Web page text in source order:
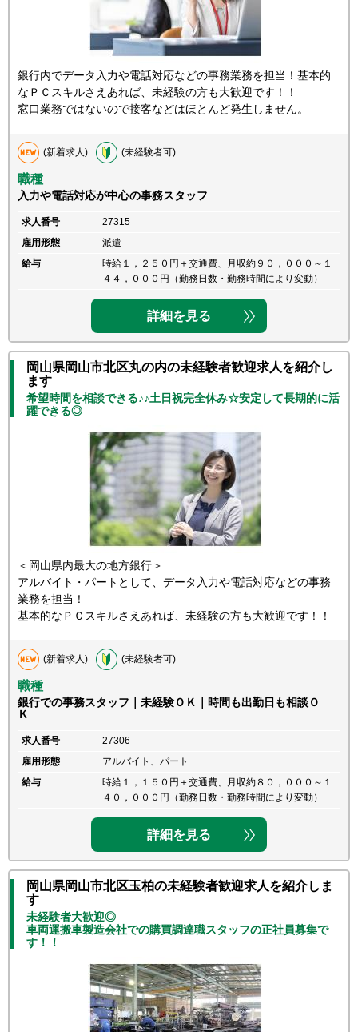
銀行内でデータ入力や電話対応などの事務業務を担当！基本的
なＰＣスキルさえあれば、未経験の方も大歓迎です！！
窓口業務ではないので接客などはほとんど発生しません。
(新着求人) (未経験者可)
職種
入力や電話対応が中心の事務スタッフ
求人番号
27315
雇用形態
派遣
給与
時給１，２５０円＋交通費、月収約９０，０００～１
４４，０００円（勤務日数・勤務時間により変動）
詳細を見る
岡山県岡山市北区丸の内の未経験者歓迎求人を紹介し
ます
希望時間を相談できる♪♪土日祝完全休み☆安定して長期的に活
躍できる◎
＜岡山県内最大の地方銀行＞
アルバイト・パートとして、データ入力や電話対応などの事務
業務を担当！
基本的なＰＣスキルさえあれば、未経験の方も大歓迎です！！
(新着求人) (未経験者可)
職種
銀行での事務スタッフ｜未経験ＯＫ｜時間も出勤日も相談Ｏ
Ｋ
求人番号
27306
雇用形態
アルバイト、パート
給与
時給１，１５０円＋交通費、月収約８０，０００～１
４０，０００円（勤務日数・勤務時間により変動）
詳細を見る
岡山県岡山市北区玉柏の未経験者歓迎求人を紹介しま
す
未経験者大歓迎◎
車両運搬車製造会社での購買調達職スタッフの正社員募集で
す！！